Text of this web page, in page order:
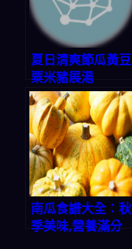
夏日清爽節瓜黃豆
粟米豬展湯
南瓜食譜大全：秋
季美味,營養滿分